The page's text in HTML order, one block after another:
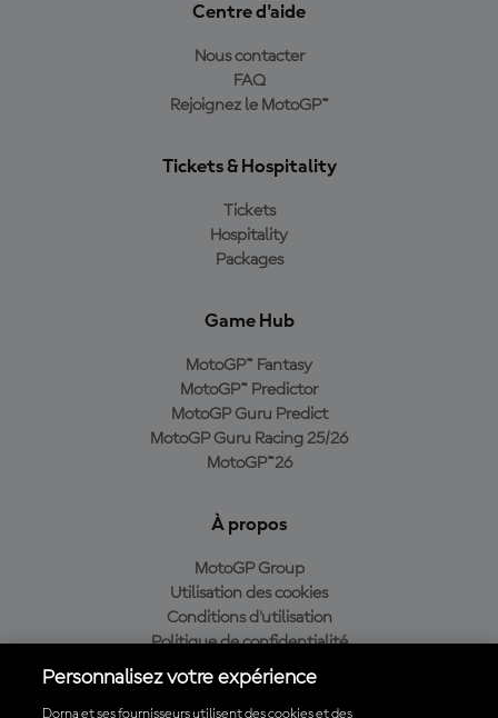
Centre d'aide
Nous contacter
FAQ
Rejoignez le MotoGP™
Tickets & Hospitality
Tickets
Hospitality
Packages
Game Hub
MotoGP™ Fantasy
MotoGP™ Predictor
MotoGP Guru Predict
MotoGP Guru Racing 25/26
MotoGP™26
À propos
MotoGP Group
Utilisation des cookies
Conditions d'utilisation
Politique de confidentialité
Politique d’achat
Personnalisez votre expérience
Dorna et ses fournisseurs utilisent des cookies et des